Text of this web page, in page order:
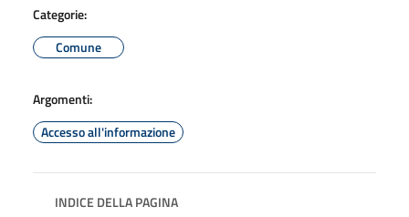
Categorie:
Comune
Argomenti:
Accesso all'informazione
INDICE DELLA PAGINA